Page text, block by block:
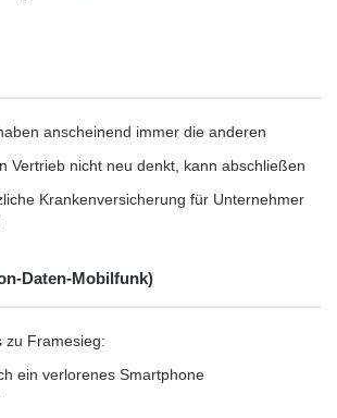
anscheinend immer die anderen
Vertrieb nicht neu denkt, kann abschließen
Krankenversicherung für Unternehmer
Daten-Mobilfunk)
zu Framesieg:
ein verlorenes Smartphone